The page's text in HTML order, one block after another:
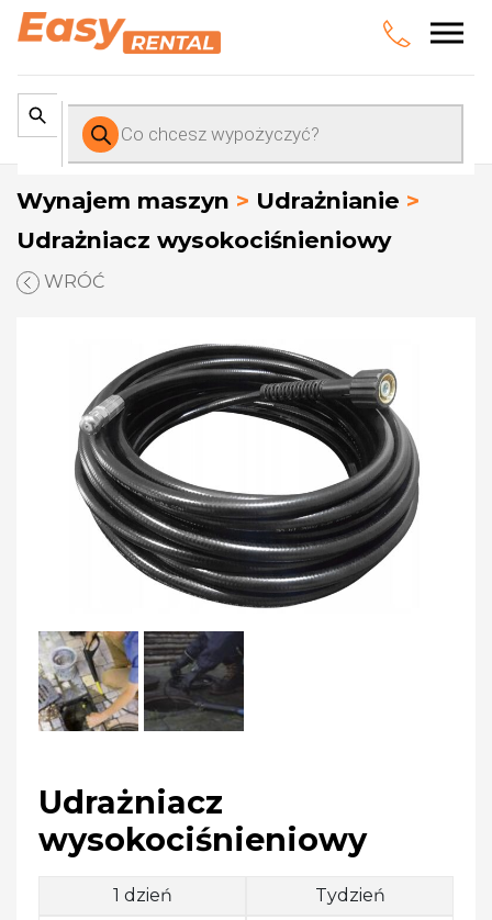
Wyszukiwarka
produktów
Wynajem maszyn > Udrażnianie >
Udrażniacz wysokociśnieniowy
WRÓĆ
Udrażniacz
wysokociśnieniowy
1 dzień
Tydzień